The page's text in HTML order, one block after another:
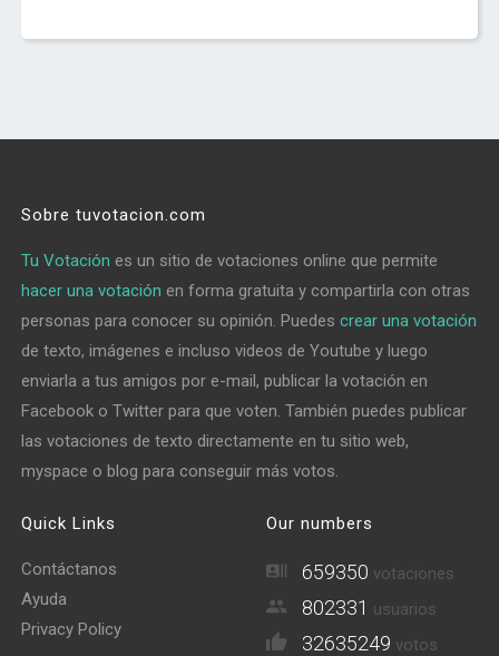
Sobre tuvotacion.com
Tu Votación es un sitio de votaciones online que permite
hacer una votación en forma gratuita y compartirla con otras
personas para conocer su opinión. Puedescrear una votación
de texto, imágenes e incluso videos de Youtube y luego
enviarla a tus amigos por e-mail, publicar la votación en
Facebook o Twitter para que voten. También puedes publicar
las votaciones de texto directamente en tu sitio web,
myspace o blog para conseguir más votos.
Quick Links
Contáctanos
Ayuda
Privacy Policy
Our numbers
659350 votaciones
802331 usuarios
32635249 votos